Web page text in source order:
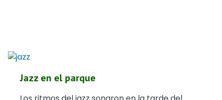
Jazz en el parque